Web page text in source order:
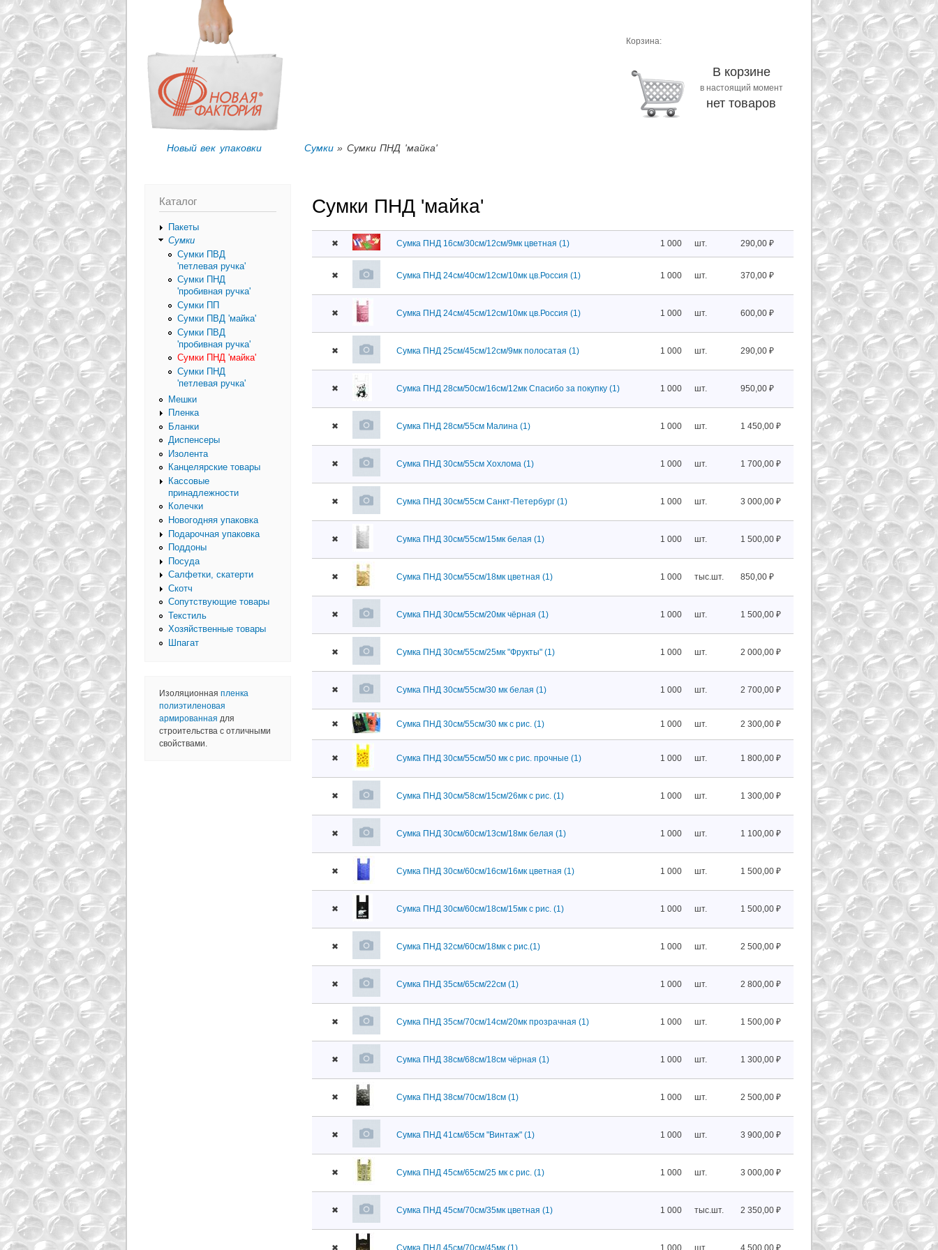
Новый век упаковки
Корзина:
В корзине
в настоящий момент
нет товаров
Сумки » Сумки ПНД 'майка'
Каталог
Пакеты
Сумки
Сумки ПВД
'петлевая ручка'
Сумки ПНД
'пробивная ручка'
Сумки ПП
Сумки ПВД 'майка'
Сумки ПВД
'пробивная ручка'
Сумки ПНД 'майка'
Сумки ПНД
'петлевая ручка'
Мешки
Пленка
Бланки
Диспенсеры
Изолента
Канцелярские товары
Кассовые
принадлежности
Колечки
Новогодняя упаковка
Подарочная упаковка
Поддоны
Посуда
Салфетки, скатерти
Скотч
Сопутствующие товары
Текстиль
Хозяйственные товары
Шпагат
Изоляционная пленка
полиэтиленовая
армированная для
строительства с отличными
свойствами.
Сумки ПНД 'майка'
✖ Сумка ПНД 16см/30см/12см/9мк цветная (1) 1 000 шт. 290,00 ₽
✖ Сумка ПНД 24см/40см/12см/10мк цв.Россия (1) 1 000 шт. 370,00 ₽
✖ Сумка ПНД 24см/45см/12см/10мк цв.Россия (1) 1 000 шт. 600,00 ₽
✖ Сумка ПНД 25см/45см/12см/9мк полосатая (1) 1 000 шт. 290,00 ₽
✖ Сумка ПНД 28см/50см/16см/12мк Спасибо за покупку (1) 1 000 шт. 950,00 ₽
✖ Сумка ПНД 28см/55см Малина (1) 1 000 шт. 1 450,00 ₽
✖ Сумка ПНД 30см/55см Хохлома (1) 1 000 шт. 1 700,00 ₽
✖ Сумка ПНД 30см/55см Санкт-Петербург (1) 1 000 шт. 3 000,00 ₽
✖ Сумка ПНД 30см/55см/15мк белая (1) 1 000 шт. 1 500,00 ₽
✖ Сумка ПНД 30см/55см/18мк цветная (1) 1 000 тыс.шт. 850,00 ₽
✖ Сумка ПНД 30см/55см/20мк чёрная (1) 1 000 шт. 1 500,00 ₽
✖ Сумка ПНД 30см/55см/25мк "Фрукты" (1) 1 000 шт. 2 000,00 ₽
✖ Сумка ПНД 30см/55см/30 мк белая (1) 1 000 шт. 2 700,00 ₽
✖ Сумка ПНД 30см/55см/30 мк с рис. (1) 1 000 шт. 2 300,00 ₽
✖ Сумка ПНД 30см/55см/50 мк с рис. прочные (1) 1 000 шт. 1 800,00 ₽
✖ Сумка ПНД 30см/58см/15см/26мк с рис. (1) 1 000 шт. 1 300,00 ₽
✖ Сумка ПНД 30см/60см/13см/18мк белая (1) 1 000 шт. 1 100,00 ₽
✖ Сумка ПНД 30см/60см/16см/16мк цветная (1) 1 000 шт. 1 500,00 ₽
✖ Сумка ПНД 30см/60см/18см/15мк с рис. (1) 1 000 шт. 1 500,00 ₽
✖ Сумка ПНД 32см/60см/18мк с рис.(1) 1 000 шт. 2 500,00 ₽
✖ Сумка ПНД 35см/65см/22см (1) 1 000 шт. 2 800,00 ₽
✖ Сумка ПНД 35см/70см/14см/20мк прозрачная (1) 1 000 шт. 1 500,00 ₽
✖ Сумка ПНД 38см/68см/18см чёрная (1) 1 000 шт. 1 300,00 ₽
✖ Сумка ПНД 38см/70см/18см (1) 1 000 шт. 2 500,00 ₽
✖ Сумка ПНД 41см/65см "Винтаж" (1) 1 000 шт. 3 900,00 ₽
✖ Сумка ПНД 45см/65см/25 мк с рис. (1) 1 000 шт. 3 000,00 ₽
✖ Сумка ПНД 45см/70см/35мк цветная (1) 1 000 тыс.шт. 2 350,00 ₽
✖ Сумка ПНД 45см/70см/45мк (1) 1 000 шт. 4 500,00 ₽